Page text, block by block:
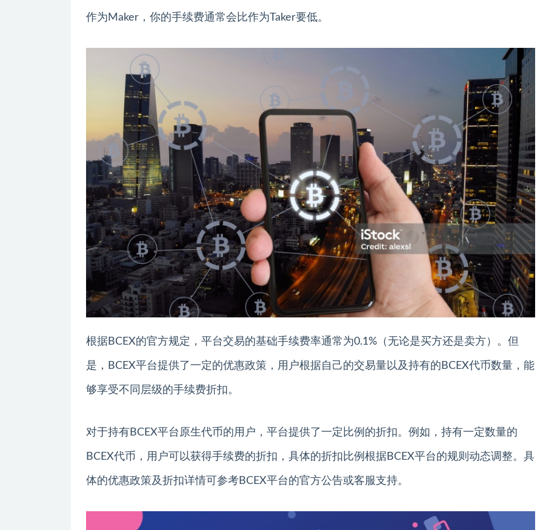
作为Maker，你的手续费通常会比作为Taker要低。
根据BCEX的官方规定，平台交易的基础手续费率通常为0.1%（无论是买方还是卖方）。但
是，BCEX平台提供了一定的优惠政策，用户根据自己的交易量以及持有的BCEX代币数量，能
够享受不同层级的手续费折扣。
对于持有BCEX平台原生代币的用户，平台提供了一定比例的折扣。例如，持有一定数量的
BCEX代币，用户可以获得手续费的折扣，具体的折扣比例根据BCEX平台的规则动态调整。具
体的优惠政策及折扣详情可参考BCEX平台的官方公告或客服支持。